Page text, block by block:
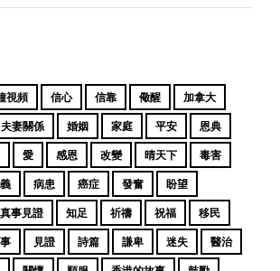
視頻 信心 信靠 儆醒 加拿大
夫妻關係 婚姻 家庭 平安 恩典
愛 感恩 改變 晴天下 毒害
病患 癌症 發奮 盼望
事見證 知足 祈禱 祝福 移民
見證 詩篇 謙卑 迷失 醫治